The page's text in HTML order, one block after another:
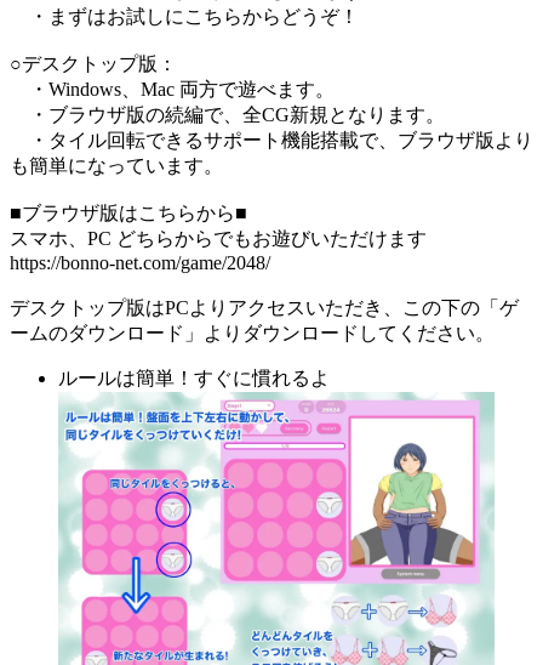
・まずはお試しにこちらからどうぞ！
○デスクトップ版：
・Windows、Mac 両方で遊べます。
・ブラウザ版の続編で、全CG新規となります。
・タイル回転できるサポート機能搭載で、ブラウザ版より
も簡単になっています。
■ブラウザ版はこちらから■
スマホ、PC どちらからでもお遊びいただけます
https://bonno-net.com/game/2048/
デスクトップ版はPCよりアクセスいただき、この下の「ゲ
ームのダウンロード」よりダウンロードしてください。
ルールは簡単！すぐに慣れるよ